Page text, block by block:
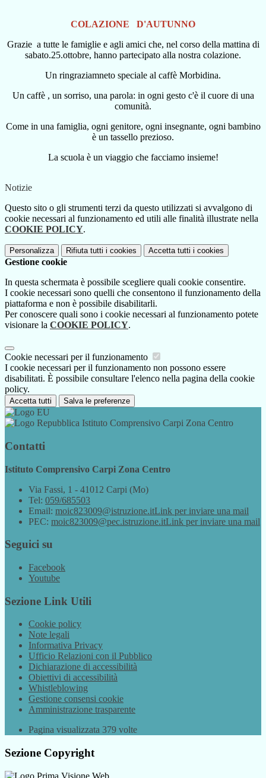
COLAZIONE D'AUTUNNO
Grazie a tutte le famiglie e agli amici che, nel corso della mattina di
sabato.25.ottobre, hanno partecipato alla nostra colazione.
Un ringraziamneto speciale al caffè Morbidina.
Un caffè , un sorriso, una parola: in ogni gesto c'è il cuore di una
comunità.
Come in una famiglia, ogni genitore, ogni insegnante, ogni bambino
è un tassello prezioso.
La scuola è un viaggio che facciamo insieme!
Notizie
Questo sito o gli strumenti terzi da questo utilizzati si avvalgono di
cookie necessari al funzionamento ed utili alle finalità illustrate nella
COOKIE POLICY.
Personalizza Rifiuta tutti i cookies Accetta tutti i cookies
Gestione cookie
In questa schermata è possibile scegliere quali cookie consentire.
I cookie necessari sono quelli che consentono il funzionamento della
piattaforma e non è possibile disabilitarli.
Per conoscere quali sono i cookie necessari al funzionamento potete
visionare la COOKIE POLICY.
Cookie necessari per il funzionamento
I cookie necessari per il funzionamento non possono essere
disabilitati. È possibile consultare l'elenco nella pagina della cookie
policy.
Accetta tutti Salva le preferenze
Istituto Comprensivo Carpi Zona Centro
Contatti
Istituto Comprensivo Carpi Zona Centro
Via Fassi, 1 - 41012 Carpi (Mo)
Tel: 059/685503
Email: moic823009@istruzione.itLink per inviare una mail
PEC: moic823009@pec.istruzione.itLink per inviare una mail
Seguici su
Facebook
Youtube
Sezione Link Utili
Cookie policy
Note legali
Informativa Privacy
Ufficio Relazioni con il Pubblico
Dichiarazione di accessibilità
Obiettivi di accessibilità
Whistleblowing
Gestione consensi cookie
Amministrazione trasparente
Pagina visualizzata 379 volte
Sezione Copyright